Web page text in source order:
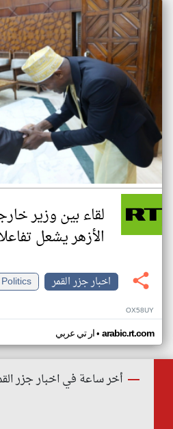
لقاء بين وزير
الأزهر يشعل
اخبار جزر القمر
Politics
OX58UY
ار تي عربي• arabic.rt.com
أخر ساعة في اخبار جزر